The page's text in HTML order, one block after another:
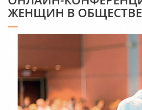
ЖЕНЩИН В